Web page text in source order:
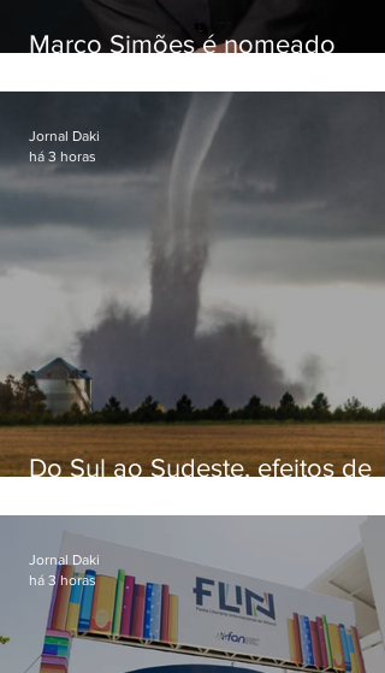
Marco Simões é nomeado
Do Sul ao Sudeste, efeitos de
apreensão na população
Jornal Daki
há 3 horas
Jornal Daki
há 3 horas